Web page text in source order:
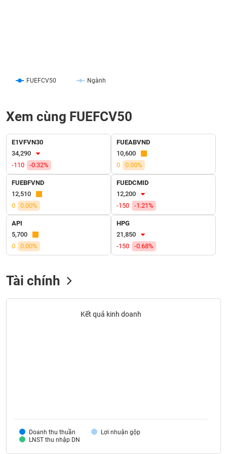
FUEFCV50 Ngành
Xem cùng FUEFCV50
E1VFVN30
34,290
-110
-0.32%
FUEABVND
10,600
0
0.00%
FUEBFVND
12,510
0
0.00%
FUEDCMID
12,200
-150
-1.21%
API
5,700
0
0.00%
HPG
21,850
-150
-0.68%
Tài chính
Kết quả kinh doanh
Doanh thu thuần
Lợi nhuận gộp
LNST thu nhập DN
CÔNG
THÔNG
TIN
DỊCH
VỤ
TRUYỀN
THÔNG
chứng
khoán